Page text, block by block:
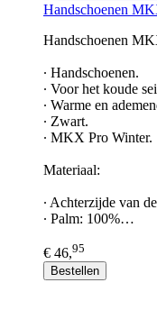
Handschoenen
Handschoenen
∙ Handschoenen.
∙ Voor het koude
∙ Warme en
∙ Zwart.
∙ MKX Pro Winter.
Materiaal:
∙ Achterzijde van
∙ Palm: 100%…
€ 46,95
Bestellen